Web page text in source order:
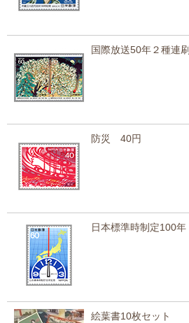
国際放送50年２種連刷
防災 40円
日本標準時制定100年
絵葉書10枚セット